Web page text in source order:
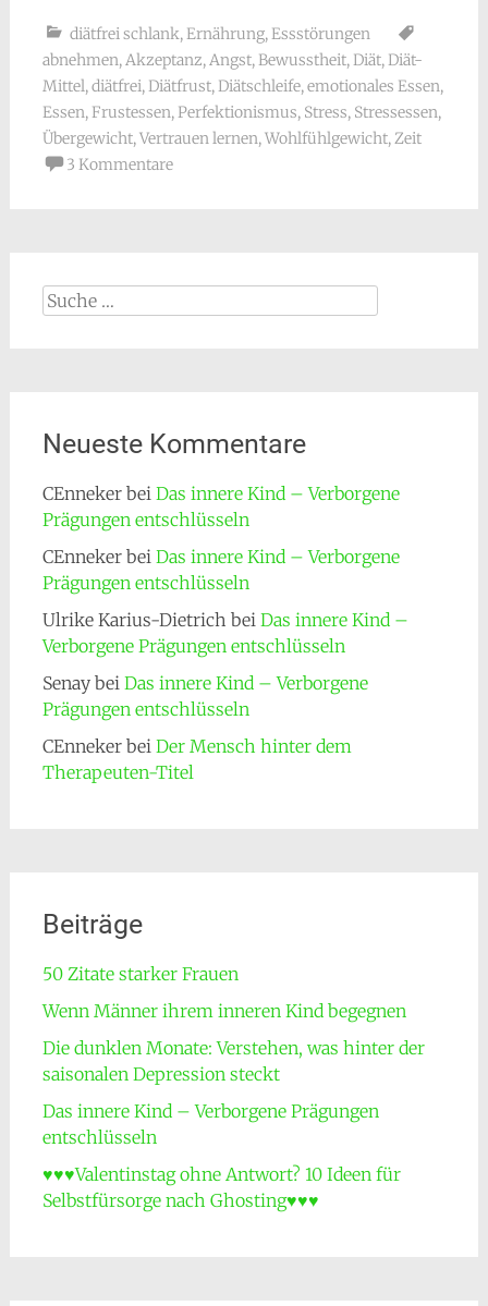
diätfrei schlank,Ernährung,Essstörungen
abnehmen,Akzeptanz,Angst,Bewusstheit,Diät,Diät-
Mittel,diätfrei,Diätfrust,Diätschleife,emotionales Essen,
Essen, Frustessen,Perfektionismus, Stress, Stressessen,
Übergewicht,Vertrauen lernen,Wohlfühlgewicht,Zeit
3 Kommentare
Suche
nach:
Neueste Kommentare
CEnnekerbei Das innere Kind – Verborgene
Prägungen entschlüsseln
CEnnekerbei Das innere Kind – Verborgene
Prägungen entschlüsseln
Ulrike Karius-Dietrich bei Das innere Kind –
Verborgene Prägungen entschlüsseln
Senaybei Das innere Kind – Verborgene
Prägungen entschlüsseln
CEnnekerbei Der Mensch hinter dem
Therapeuten-Titel
Beiträge
50 Zitate starker Frauen
Wenn Männer ihrem inneren Kind begegnen
Die dunklen Monate: Verstehen, was hinter der
saisonalen Depression steckt
Das innere Kind – Verborgene Prägungen
entschlüsseln
♥♥♥Valentinstag ohne Antwort? 10 Ideen für
Selbstfürsorge nach Ghosting♥♥♥